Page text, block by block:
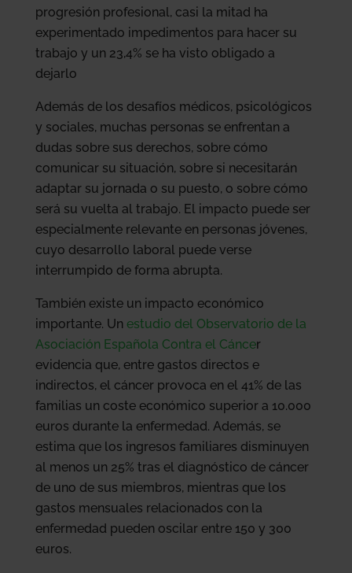
progresión profesional, casi la mitad ha
experimentado impedimentos para hacer su
trabajo y un 23,4% se ha visto obligado a
dejarlo
Además de los desafíos médicos, psicológicos
y sociales, muchas personas se enfrentan a
dudas sobre sus derechos, sobre cómo
comunicar su situación, sobre si necesitarán
adaptar su jornada o su puesto, o sobre cómo
será su vuelta al trabajo. El impacto puede ser
especialmente relevante en personas jóvenes,
cuyo desarrollo laboral puede verse
interrumpido de forma abrupta.
También existe un impacto económico
importante. Un estudio del Observatorio de la
Asociación Española Contra el Cáncer
evidencia que, entre gastos directos e
indirectos, el cáncer provoca en el 41% de las
familias un coste económico superior a 10.000
euros durante la enfermedad. Además, se
estima que los ingresos familiares disminuyen
al menos un 25% tras el diagnóstico de cáncer
de uno de sus miembros, mientras que los
gastos mensuales relacionados con la
enfermedad pueden oscilar entre 150 y 300
euros.